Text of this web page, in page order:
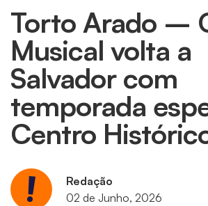
Torto Arado –
Musical volta a
Salvador com
temporada
Centro
Redação
02 de Junho, 2026